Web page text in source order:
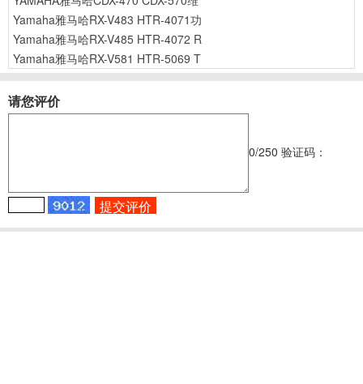
Yamaha雅马哈RX-V483 HTR-4071功
Yamaha雅马哈RX-V485 HTR-4072 R
Yamaha雅马哈RX-V581 HTR-5069 T
请您评价
0/250 验证码：